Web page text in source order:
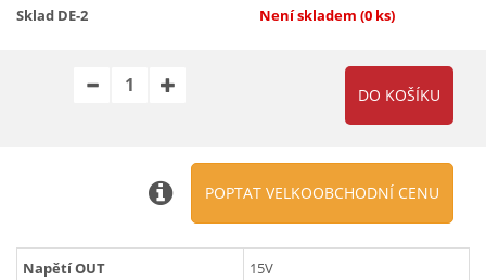
Sklad DE-2 Není skladem (0 ks)
POPTAT VELKOOBCHODNÍ CENU
Napětí OUT 15V